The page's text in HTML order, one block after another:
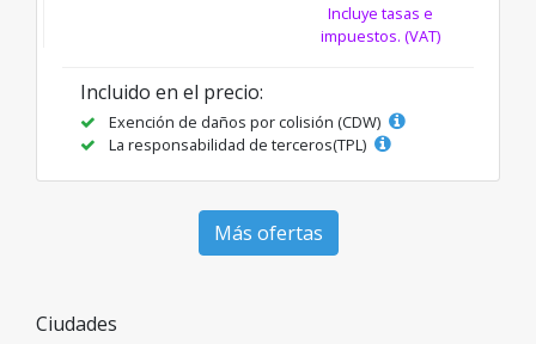
Incluye tasas e
impuestos. (VAT)
Incluido en el precio:
Exención de daños por colisión (CDW)
La responsabilidad de terceros(TPL)
Más ofertas
Ciudades